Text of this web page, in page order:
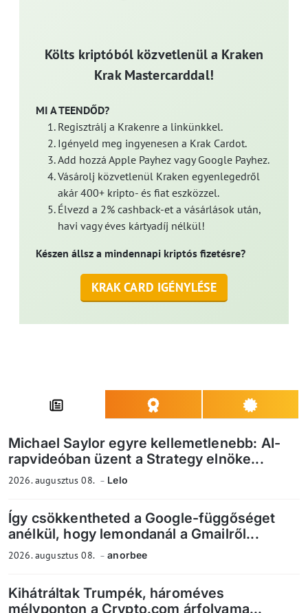
Költs kriptóból közvetlenül a Kraken
Krak Mastercarddal!
MI A TEENDŐD?
Regisztrálj a Krakenre a linkünkkel.
Igényeld meg ingyenesen a Krak Cardot.
Add hozzá Apple Payhez vagy Google Payhez.
Vásárolj közvetlenül Kraken egyenlegedről
akár 400+ kripto- és fiat eszközzel.
Élvezd a 2% cashback-et a vásárlások után,
havi vagy éves kártyadíj nélkül!
Készen állsz a mindennapi kriptós fizetésre?
KRAK CARD IGÉNYLÉSE
Michael Saylor egyre kellemetlenebb: AI-
rapvideóban üzent a Strategy elnöke...
2026. augusztus 08. Lelo
Így csökkentheted a Google-függőséget
anélkül, hogy lemondanál a Gmailről...
2026. augusztus 08. anorbee
Kihátráltak Trumpék, hároméves
mélyponton a Crypto.com árfolyama...